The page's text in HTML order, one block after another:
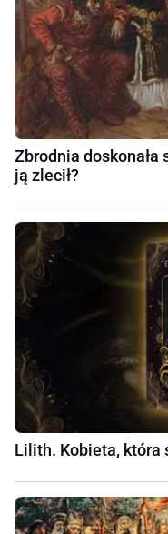
Zbrodnia doskonała
ją zlecił?
Lilith. Kobieta, która